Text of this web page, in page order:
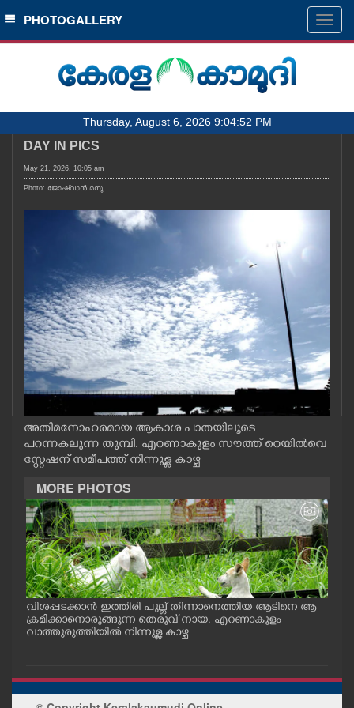
SECTIONS
HOME
NOTIFIED NEWS
KERALA
OBITUARY
NEWS 360
CASE DIARY
CINEMA
OPINION
PHOTOS
LIFESTYLE
SPIRITUAL
PHOTOGALLERY
Thursday, August 6, 2026 9:04:52 PM
DAY IN PICS
May 21, 2026, 10:05 am
Photo: ജോഷ്‌വാൻ മനു
അതിമനോഹരമായ ആകാശ പാതയിലൂടെ
പറന്നകലുന്ന തുമ്പി. എറണാകുളം സൗത്ത് റെയിൽവെ
സ്റ്റേഷന് സമീപത്ത് നിന്നുള്ള കാഴ്ച
MORE PHOTOS
വിശപ്പടക്കാൻ ഇത്തിരി പുല്ല് തിന്നാനെത്തിയ ആടിനെ ആ
ക്രമിക്കാനൊരുങ്ങുന്ന തെരുവ് നായ. എറണാകുളം
വാത്തുരുത്തിയിൽ നിന്നുള്ള കാഴ്ച